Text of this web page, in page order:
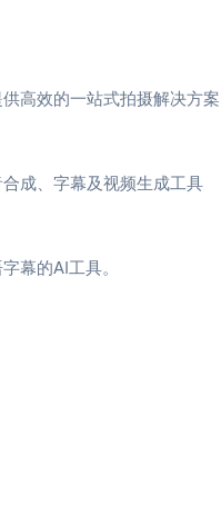
高效的一站式拍摄解决方案
成、字幕及视频生成工具
幕的AI工具。